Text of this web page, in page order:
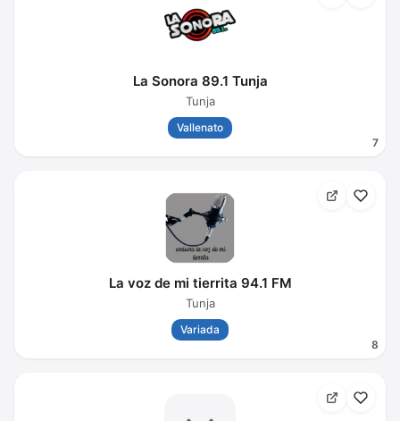
7
La Sonora 89.1 Tunja
Tunja
Vallenato
8
La voz de mi tierrita 94.1 FM
Tunja
Variada